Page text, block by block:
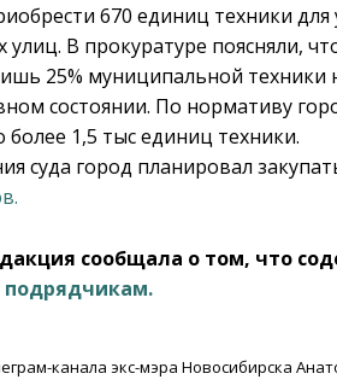
670 единиц техники для
улиц. В прокуратуре поясняли,
25% муниципальной техники
состоянии. По нормативу
1,5 тыс единиц техники.
суда город планировал
сообщала о том, что
подрядчикам.
канала экс-мэра Новосибирска